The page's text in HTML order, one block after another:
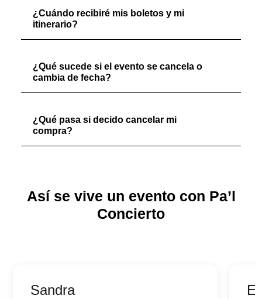
¿Cuándo recibiré mis boletos y mi
itinerario?
¿Qué sucede si el evento se cancela o
cambia de fecha?
¿Qué pasa si decido cancelar mi
compra?
Así se vive un evento con Pa’l
Concierto
Sandra